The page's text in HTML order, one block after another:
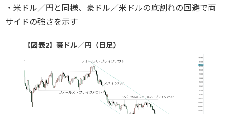
・米ドル／円と同様、豪ドル／米ドルの底割れの回避で両
サイドの強さを示す
【図表2】豪ドル／円（日足）